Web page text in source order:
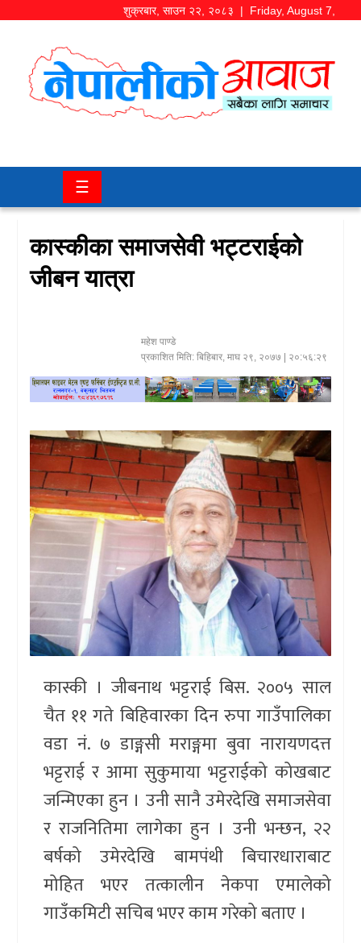
शुक्रबार, साउन २२, २०८३ | Friday, August 7,
समाज/
चितवन
मनोरञ्जन
खेलकुद
प्रवास/
विश्व
स्वास्थ्य/
विचार/
अन्तर्वार्ता
☰
कास्कीका समाजसेवी भट्टराईको
जीबन यात्रा
महेश पाण्डे
प्रकाशित मिति: बिहिबार, माघ २९, २०७७ | २०:५६:२९
कास्की । जीबनाथ भट्टराई बिस. २००५ साल
चैत ११ गते बिहिवारका दिन रुपा गाउँपालिका
वडा नं. ७ डाङ्गसी मराङ्गमा बुवा नारायणदत्त
भट्टराई र आमा सुकुमाया भट्टराईको कोखबाट
जन्मिएका हुन । उनी सानै उमेरदेखि समाजसेवा
र राजनितिमा लागेका हुन । उनी भन्छन, २२
बर्षको उमेरदेखि बामपंथी बिचारधाराबाट
मोहित भएर तत्कालीन नेकपा एमालेको
गाउँकमिटी सचिब भएर काम गरेको बताए ।